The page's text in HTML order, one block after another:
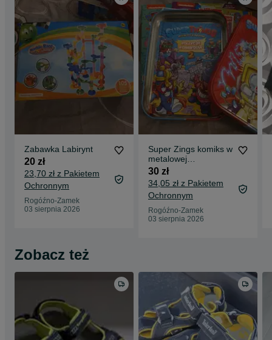
Zabawka Labirynt
20 zł
23,70 zł z Pakietem
Ochronnym
Rogóźno-Zamek
03 sierpnia 2026
Super Zings komiks w
metalowej
skrzyneczce ( plus
gratis gazetka)
30 zł
34,05 zł z Pakietem
Ochronnym
Rogóźno-Zamek
03 sierpnia 2026
Zobacz też